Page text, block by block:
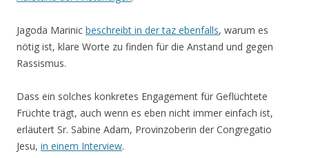
Jagoda Marinic beschreibt in der taz ebenfalls, warum es
nötig ist, klare Worte zu finden für die Anstand und gegen
Rassismus.
Dass ein solches konkretes Engagement für Geflüchtete
Früchte trägt, auch wenn es eben nicht immer einfach ist,
erläutert Sr. Sabine Adam, Provinzoberin der Congregatio
Jesu, in einem Interview.